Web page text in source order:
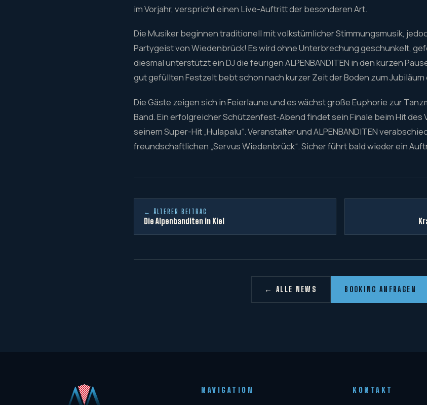
im Vorjahr, verspricht einen Live-Auftritt der besonderen Art.
Die Musiker beginnen traditionell mit volkstümlicher Stimmungsmusik,
Partygeist von Wiedenbrück! Es wird ohne Unterbrechung geschunkelt,
diesmal unterstützt ein DJ die feurigen ALPENBANDITEN in den kurzen
gut gefüllten Festzelt bebt schon nach kurzer Zeit der Boden zum Jubiläum
Die Gäste zeigen sich in Feierlaune und es wächst große Euphorie zur
Band. Ein erfolgreicher Schützenfest-Abend findet sein Finale beim Hit des
seinem Super-Hit „Hulapalu“. Veranstalter und ALPENBANDITEN
freundschaftlichen „Servus Wiedenbrück“. Sicher führt bald wieder ein
← ÄLTERER BEITRAG
Die Alpenbanditen in Kiel
← ALLE NEWS BOOKING ANFRAGEN
NAVIGATION KONTAKT